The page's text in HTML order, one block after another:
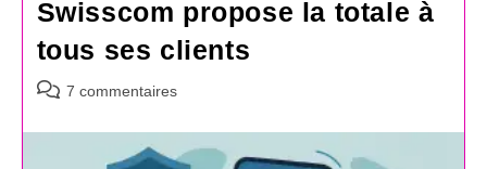
Swisscom propose la totale à
tous ses clients
Commentaires
la
publication :
7 commentaires